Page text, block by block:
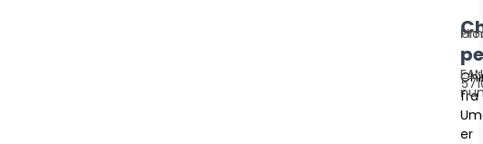
fra
er